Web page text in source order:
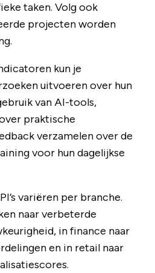
taken. Volg ook
projecten worden
kun je
uitvoeren over hun
van AI-tools,
praktische
verzamelen over de
voor hun dagelijkse
variëren per branche.
naar verbeterde
in finance naar
en in retail naar